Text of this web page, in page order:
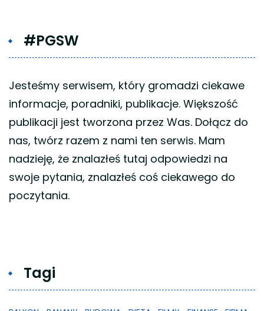
#PGSW
Jesteśmy serwisem, który gromadzi ciekawe
informacje, poradniki, publikacje. Większość
publikacji jest tworzona przez Was. Dołącz do
nas, twórz razem z nami ten serwis. Mam
nadzieję, że znalazłeś tutaj odpowiedzi na
swoje pytania, znalazłeś coś ciekawego do
poczytania.
Tagi